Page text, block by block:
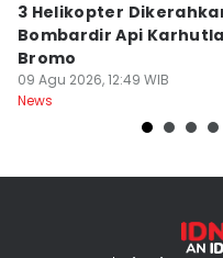
3 Helikopter
Bombardir Api Karhutla
Bromo
09 Agu 2026, 12:49 WIB
News